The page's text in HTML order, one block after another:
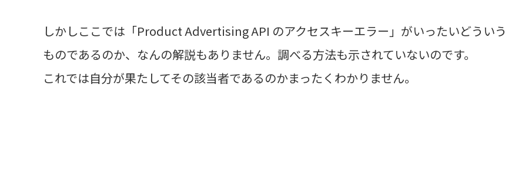
しかしここでは「Product Advertising API のアクセスキーエラー」がいったいどういう
ものであるのか、なんの解説もありません。調べる方法も示されていないのです。
これでは自分が果たしてその該当者であるのかまったくわかりません。